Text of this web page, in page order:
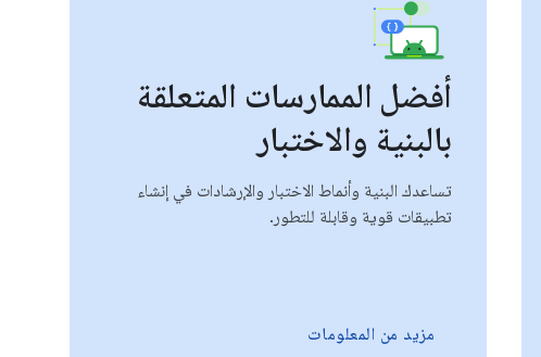
أفضل الممارسات المتعلقة
بالبنية والاختبار
تساعدك البنية وأنماط الاختبار والإرشادات في إنشاء
تطبيقات قوية وقابلة للتطور.
مزيد من المعلومات